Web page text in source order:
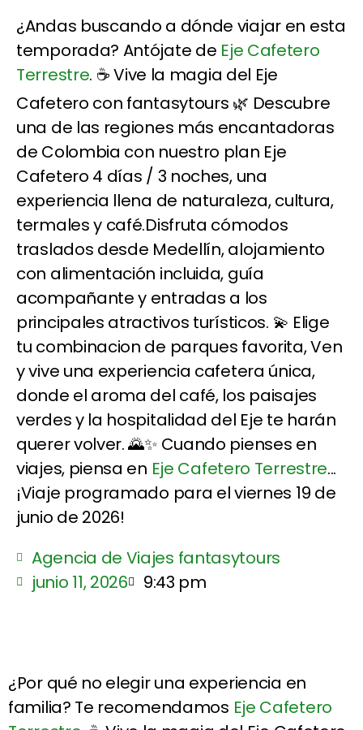
¿Andas buscando a dónde viajar en esta
temporada? Antójate de Eje Cafetero
Terrestre. ☕ Vive la magia del Eje
Cafetero con fantasytours 🌿 Descubre
una de las regiones más encantadoras
de Colombia con nuestro plan Eje
Cafetero 4 días / 3 noches, una
experiencia llena de naturaleza, cultura,
termales y café.Disfruta cómodos
traslados desde Medellín, alojamiento
con alimentación incluida, guía
acompañante y entradas a los
principales atractivos turísticos. 💫 Elige
tu combinacion de parques favorita, Ven
y vive una experiencia cafetera única,
donde el aroma del café, los paisajes
verdes y la hospitalidad del Eje te harán
querer volver. 🌄✨ Cuando pienses en
viajes, piensa en Eje Cafetero Terrestre...
¡Viaje programado para el viernes 19 de
junio de 2026!
Agencia de Viajes fantasytours
junio 11, 2026
9:43 pm
¿Por qué no elegir una experiencia en
familia? Te recomendamos Eje Cafetero